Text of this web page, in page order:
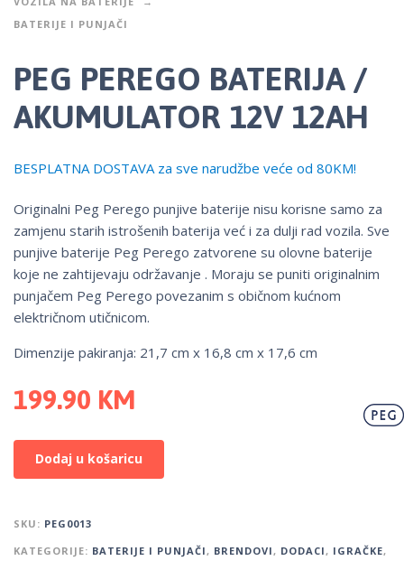
BATERIJE I PUNJAČI
PEG PEREGO BATERIJA /
AKUMULATOR 12V 12AH
BESPLATNA DOSTAVA za sve narudžbe veće od 80KM!
Originalni Peg Perego punjive baterije nisu korisne samo za
zamjenu starih istrošenih baterija već i za dulji rad vozila. Sve
punjive baterije Peg Perego zatvorene su olovne baterije
koje ne zahtijevaju održavanje . Moraju se puniti originalnim
punjačem Peg Perego povezanim s običnom kućnom
električnom utičnicom.
Dimenzije pakiranja: 21,7 cm x 16,8 cm x 17,6 cm
199.90 KM
Dodaj u košaricu
SKU: PEG0013
KATEGORIJE: BATERIJE I PUNJAČI, BRENDOVI, DODACI, IGRAČKE,